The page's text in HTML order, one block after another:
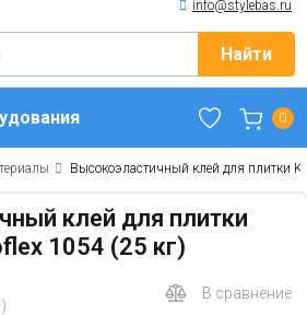
info@stylebas.ru
Найти
0
Высокоэластичный клей для плитки
клей для плитки
1054 (25 кг)
В сравнение